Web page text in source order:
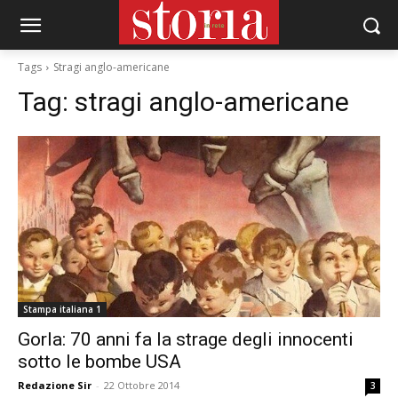
Tags Stragi anglo-americane
Tag: stragi anglo-americane
Stampa italiana 1
Gorla: 70 anni fa la strage degli innocenti
sotto le bombe USA
Redazione Sir - 22 Ottobre 2014 3